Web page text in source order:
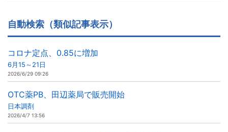
自動検索（類似記事表示）
コロナ定点、0.85に増加
6月15～21日
2026/6/29 09:26
OTC薬PB、田辺薬局で販売開始
日本調剤
2026/4/7 13:56